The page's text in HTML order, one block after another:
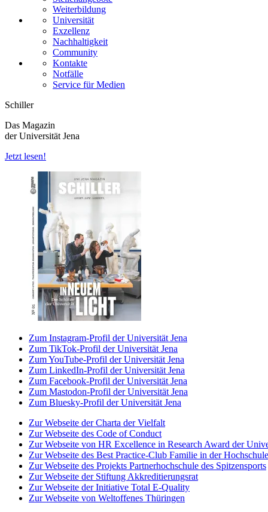
Weiterbildung
Universität
Exzellenz
Nachhaltigkeit
Community
Kontakte
Notfälle
Service für Medien
Schiller
Das Magazin
der Universität Jena
Jetzt lesen!
Zum Instagram-Profil der Universität Jena
Zum TikTok-Profil der Universität Jena
Zum YouTube-Profil der Universität Jena
Zum LinkedIn-Profil der Universität Jena
Zum Facebook-Profil der Universität Jena
Zum Mastodon-Profil der Universität Jena
Zum Bluesky-Profil der Universität Jena
Zur Webseite der Charta der Vielfalt
Zur Webseite des Code of Conduct
Zur Webseite von HR Excellence in Research Award der
Zur Webseite des Best Practice-Club Familie in der Hochschule
Zur Webseite des Projekts Partnerhochschule des Spitzensports
Zur Webseite der Stiftung Akkreditierungsrat
Zur Webseite der Initiative Total E-Quality
Zur Webseite von Weltoffenes Thüringen